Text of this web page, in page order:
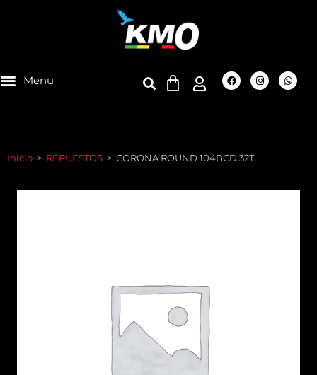
Inicio > REPUESTOS > CORONA ROUND 104BCD 32T